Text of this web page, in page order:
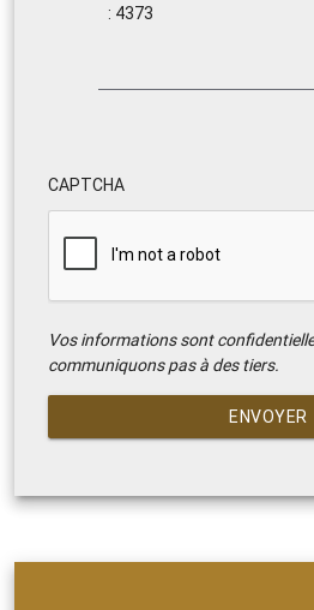
: 4373
CAPTCHA
Vos informations sont
communiquons pas à des tiers.
ENVOYER